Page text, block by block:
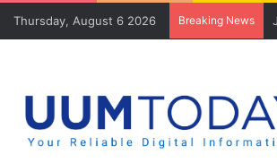
Thursday, August 6 2026 Breaking News